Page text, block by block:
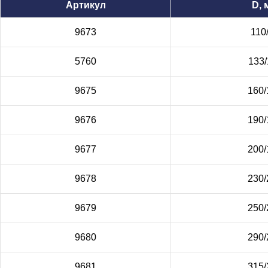
Артикул D,
9673
5760
9675
9676
9677
9678
9679
9680